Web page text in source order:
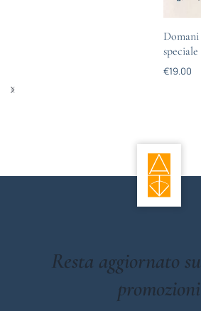
€19.00
Resta aggiornato
promozioni